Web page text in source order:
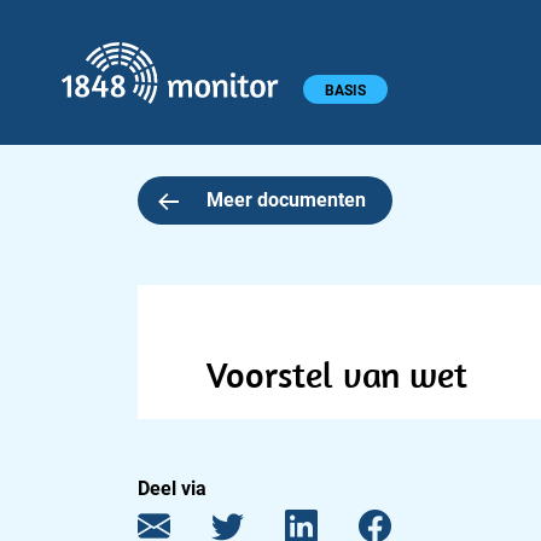
Hoofdmenu BASIS
Meer documenten
Voorstel van wet
Deel via